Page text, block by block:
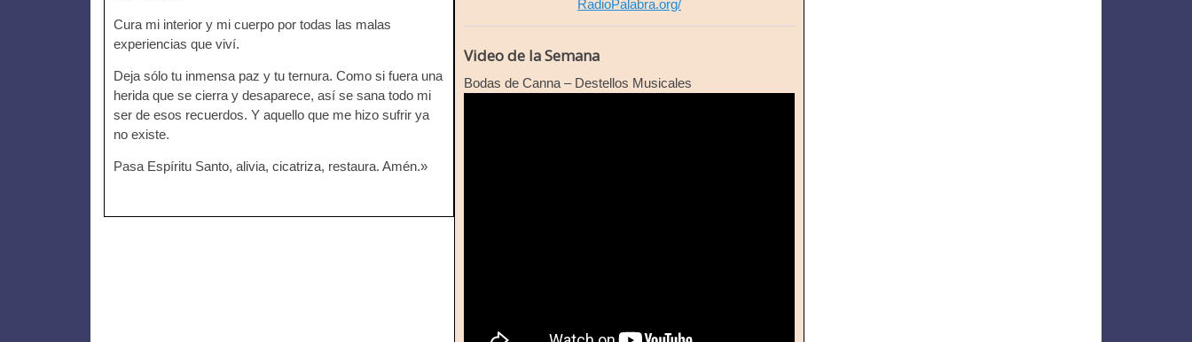
Cura mi interior y mi cuerpo por todas las malas
experiencias que viví.
Deja sólo tu inmensa paz y tu ternura. Como si fuera una
herida que se cierra y desaparece, así se sana todo mi
ser de esos recuerdos. Y aquello que me hizo sufrir ya
no existe.
Pasa Espíritu Santo, alivia, cicatriza, restaura. Amén.»
RadioPalabra.org/
Video de la Semana
Bodas de Canna – Destellos Musicales